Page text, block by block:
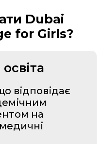
Dubai
for Girls?
відповідає
на